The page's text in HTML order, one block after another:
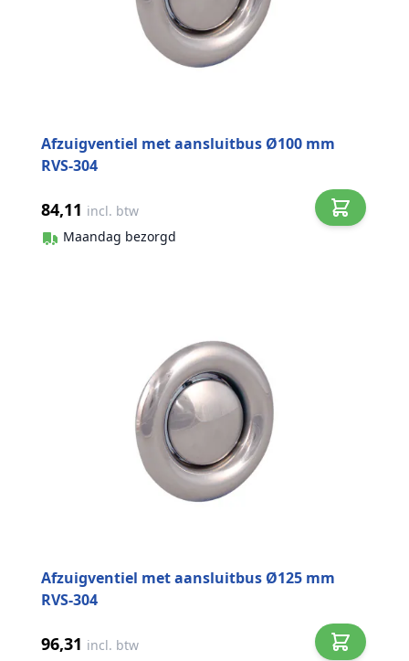
Afzuigventiel met aansluitbus Ø100 mm
RVS-304
84,11 incl. btw
Maandag bezorgd
Afzuigventiel met aansluitbus Ø125 mm
RVS-304
96,31 incl. btw